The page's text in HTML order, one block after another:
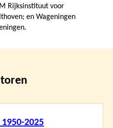
Rijksinstituut voor
en Wageningen
2025